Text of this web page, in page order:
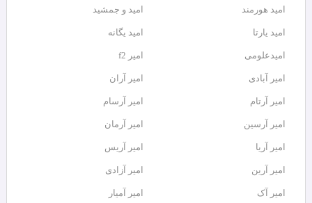
امید هورمند امید و جمشید
امید یارتا امید یگانه
امیدعلومی امیر f2
امیر آبادی امیر آران
امیر آرتام امیر آرسام
امیر آرسین امیر آرمان
امیر آریا امیر آریس
امیر آرین امیر آزادی
امیر آک امیر آمیار